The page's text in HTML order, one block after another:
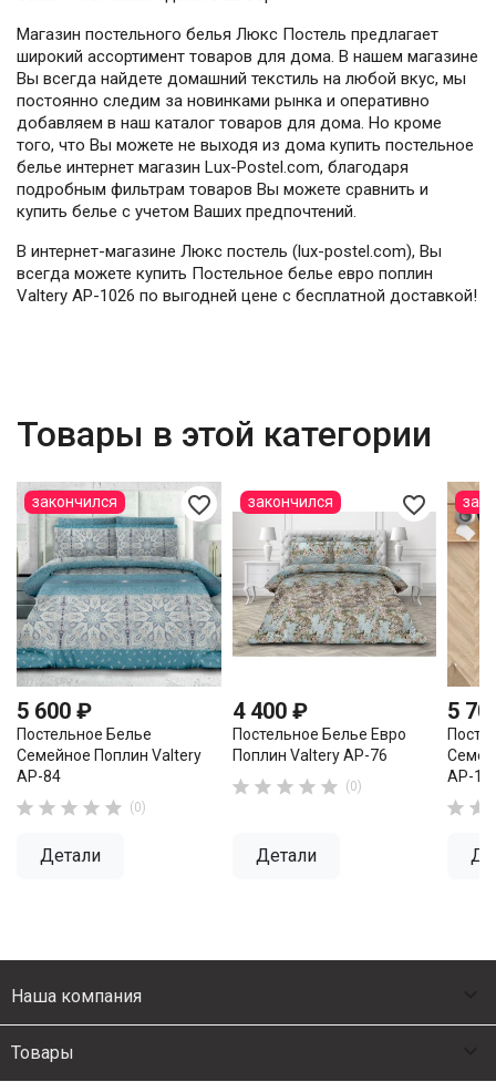
Магазин постельного белья Люкс Постель предлагает
широкий ассортимент товаров для дома. В нашем магазине
Вы всегда найдете домашний текстиль на любой вкус, мы
постоянно следим за новинками рынка и оперативно
добавляем в наш каталог товаров для дома. Но кроме
того, что Вы можете не выходя из дома купить постельное
белье интернет магазин Lux-Postel.com, благодаря
подробным фильтрам товаров Вы можете сравнить и
купить белье с учетом Ваших предпочтений.
В интернет-магазине Люкс постель (lux-postel.com), Вы
всегда можете купить Постельное белье евро поплин
Valtery AP-1026 по выгодней цене с бесплатной доставкой!
Товары в этой категории
favorite_border
5 600 ₽
Постельное Белье
Семейное Поплин Valtery
AP-84
     (0)
Детали
закончился favorite_border
4 400 ₽
Постельное Белье Евро
Поплин Valtery AP-76
     (0)
Детали
закончился
5
AP-
 
Наша компания
Товары